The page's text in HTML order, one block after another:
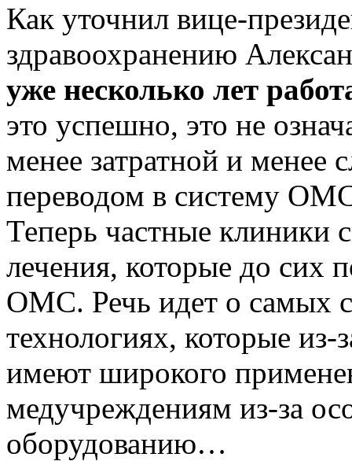
Как уточнил вице-
здравоохранению
уже несколько лет
это успешно, это не
менее затратной и менее
переводом в систему
Теперь частные клиники
лечения, которые до сих
ОМС. Речь идет о самых
технологиях, которые
имеют широкого
медучреждениям из-за
оборудованию…